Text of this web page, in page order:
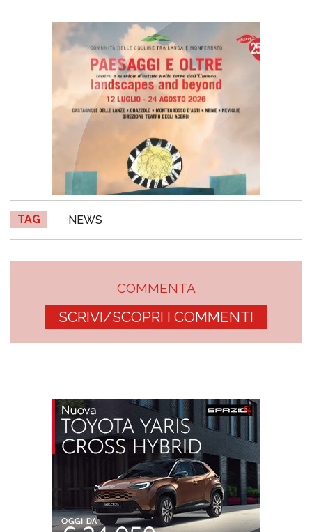
TAG NEWS
COMMENTA
SCRIVI/SCOPRI I COMMENTI